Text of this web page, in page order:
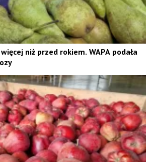
niż przed rokiem. WAPA podała